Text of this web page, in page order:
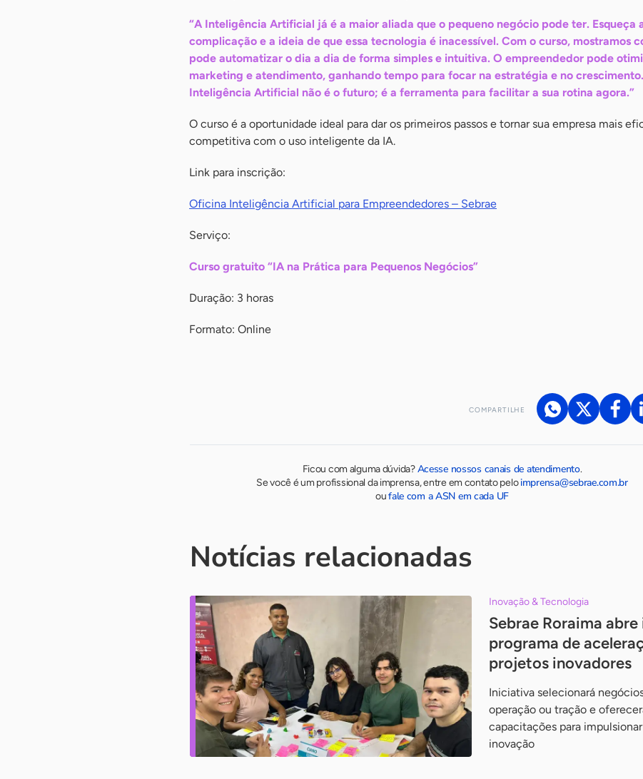
“A Inteligência Artificial já é a maior aliada que o pequeno negócio pode ter. Esqueça
complicação e a ideia de que essa tecnologia é inacessível. Com o curso, mostramos
pode automatizar o dia a dia de forma simples e intuitiva. O empreendedor pode
marketing e atendimento, ganhando tempo para focar na estratégia e no
Inteligência Artificial não é o futuro; é a ferramenta para facilitar a sua rotina agora.”
O curso é a oportunidade ideal para dar os primeiros passos e tornar sua empresa mais
competitiva com o uso inteligente da IA.
Link para inscrição:
Oficina Inteligência Artificial para Empreendedores – Sebrae
Serviço:
Curso gratuito “IA na Prática para Pequenos Negócios”
Duração: 3 horas
Formato: Online
COMPARTILHE
Ficou com alguma dúvida?Acesse nossos canais de atendimento.
Se você é um profissional da imprensa, entre em contato peloimprensa@sebrae.com.br
oufale com a ASN em cada UF
Notícias relacionadas
Inovação & Tecnologia
Sebrae Roraima
programa de
projetos inovadores
Iniciativa selecionará
operação ou tração e
capacitações para
inovação